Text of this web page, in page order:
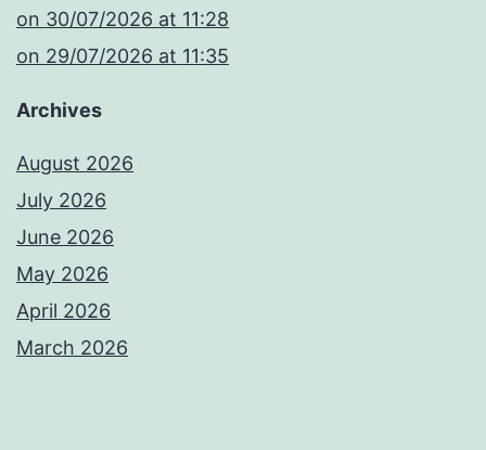
​on 30/07/2026 at 11:28
​on 29/07/2026 at 11:35
Archives
August 2026
July 2026
June 2026
May 2026
April 2026
March 2026